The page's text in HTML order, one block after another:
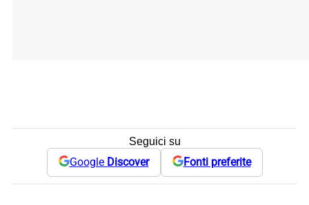
Seguici su
Google Discover Fonti preferite